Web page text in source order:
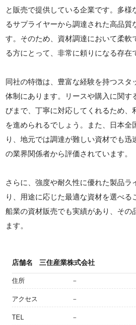
と販売で提供している企業です。多様
るサプライヤーから調達された高品質
す。そのため、資材調達において柔軟
る方にとって、非常に頼りになる存在
同社の特徴は、豊富な経験を持つスタ
体制にあります。リースや購入に関す
びまで、丁寧に対応してくれるため、
を進められるでしょう。また、日本全
り、地元では調達が難しい資材でも迅
の業界関係者から評価されています。
さらに、強度や耐久性に優れた製品ラ
り、用途に応じた最適な資材を選べる
船業の資材販売でも実績があり、その
ます。
店舗名 三住産業株式会社
住所 －
アクセス －
TEL －